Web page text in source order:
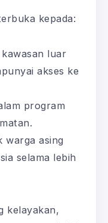
kepada:
luar
akses ke
program
warga asing
selama lebih
kelayakan,